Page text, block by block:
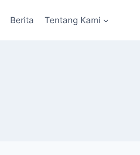
Berita Tentang Kami